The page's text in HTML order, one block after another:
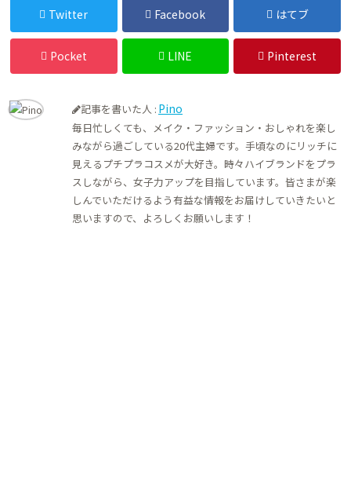
Twitter Facebook はてブ
Pocket LINE Pinterest
記事を書いた人 : Pino
毎日忙しくても、メイク・ファッション・おしゃれを楽し
みながら過ごしている20代主婦です。手頃なのにリッチに
見えるプチプラコスメが大好き。時々ハイブランドをプラ
スしながら、女子力アップを目指しています。皆さまが楽
しんでいただけるよう有益な情報をお届けしていきたいと
思いますので、よろしくお願いします！